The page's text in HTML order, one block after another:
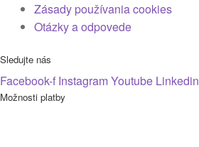
Zásady používania cookies
Otázky a odpovede
Sledujte nás
Facebook-f InstagramYoutube Linkedin
Možnosti platby